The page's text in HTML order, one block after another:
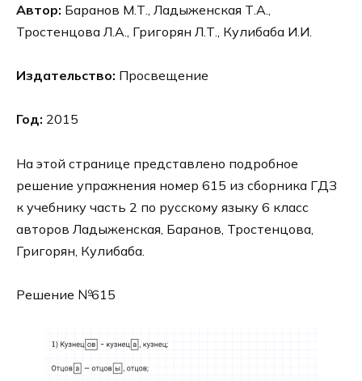
Автор: Баранов М.Т., Ладыженская Т.А.,
Тростенцова Л.А., Григорян Л.Т., Кулибаба И.И.
Издательство: Просвещение
Год: 2015
На этой странице представлено подробное
решение упражнения номер 615 из сборника ГДЗ
к учебнику часть 2 по русскому языку 6 класс
авторов Ладыженская, Баранов, Тростенцова,
Григорян, Кулибаба.
Решение №615